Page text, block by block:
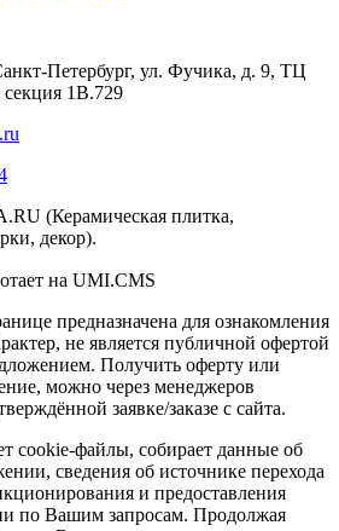
Петербург, ул. Фучика, д. 9, ТЦ
секция 1В.729
(Керамическая плитка,
декор).
на UMI.CMS
предназначена для ознакомления
не является публичной офертой
Получить оферту или
можно через менеджеров
заявке/заказе с сайта.
cookie-файлы, собирает данные об
сведения об источнике перехода
и предоставления
по Вашим запросам. Продолжая